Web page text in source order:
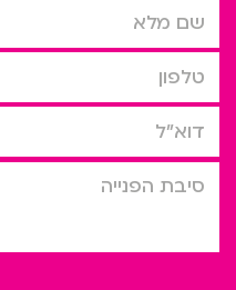
שם מלא
טלפון
דוא”ל
סיבת הפניה